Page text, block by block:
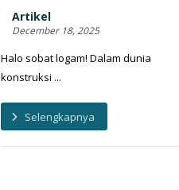
Artikel
December 18, 2025
Halo sobat logam! Dalam dunia
konstruksi ...
Selengkapnya